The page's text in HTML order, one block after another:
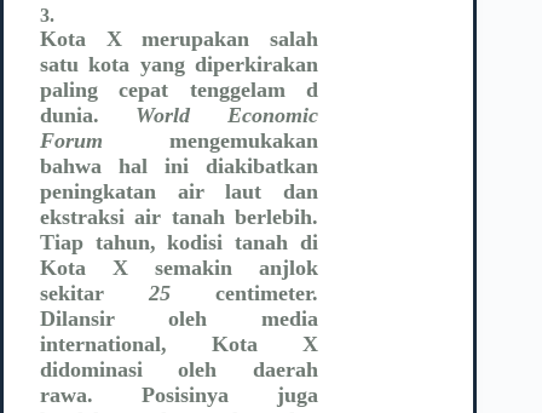
3.
Kota X merupakan salah
satu kota yang diperkirakan
paling cepat tenggelam d
dunia. World Economic
Forum mengemukakan
bahwa hal ini diakibatkan
peningkatan air laut dan
ekstraksi air tanah berlebih.
Tiap tahun, kodisi tanah di
Kota X semakin anjlok
sekitar 25 centimeter.
Dilansir oleh media
international, Kota X
didominasi oleh daerah
rawa. Posisinya juga